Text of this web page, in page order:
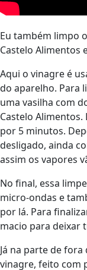
Eu também limpo
Castelo Alimentos
Aqui o vinagre é
do aparelho. Para
uma vasilha com
Castelo
por 5 minutos.
desligado, ainda
assim os vapores
No final, essa
micro-ondas e
por lá. Para
macio para deixar
Já na parte de
vinagre, feito com